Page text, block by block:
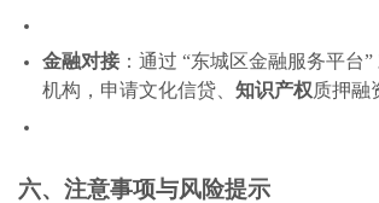
金融对接 ：通过 “东城区金融服务平台
机构，申请文化信贷、 知识产权质押融
六、注意事项与风险提示